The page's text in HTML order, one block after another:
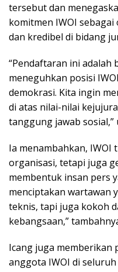
tersebut dan
komitmen IWOI
dan kredibel di bidang
“Pendaftaran ini adalah
meneguhkan posisi
demokrasi. Kita ingin
di atas nilai-nilai
tanggung jawab sosial,”
Ia menambahkan, IWOI
organisasi, tetapi juga
membentuk insan pers
menciptakan wartawan
teknis, tapi juga kokoh
kebangsaan,”
Icang juga memberikan
anggota IWOI di